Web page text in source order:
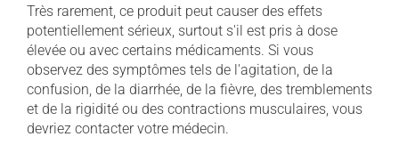
Très rarement, ce produit peut causer des effets
potentiellement sérieux, surtout s'il est pris à dose
élevée ou avec certains médicaments. Si vous
observez des symptômes tels de l'agitation, de la
confusion, de la diarrhée, de la fièvre, des tremblements
et de la rigidité ou des contractions musculaires, vous
devriez contacter votre médecin.